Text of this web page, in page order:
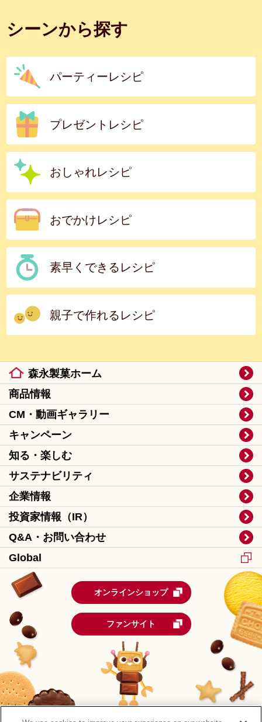
シーンから探す
パーティーレシピ
プレゼントレシピ
おしゃれレシピ
おでかけレシピ
素早くできるレシピ
親子で作れるレシピ
森永製菓ホーム
商品情報
CM・動画ギャラリー
キャンペーン
知る・楽しむ
サステナビリティ
企業情報
投資家情報（IR）
Q&A・お問い合わせ
Global
オンラインショップ
ファンサイト